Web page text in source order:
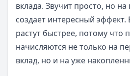
вклада. Звучит просто, но на
создает интересный
растут быстрее, потому что
начисляются не только на
вклад, но и на уже